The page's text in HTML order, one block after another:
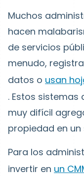
Muchos
hacen
de servicios
menudo,
datos o usan
. Estos sistemas
muy difícil
propiedad en un
Para los
invertir en un